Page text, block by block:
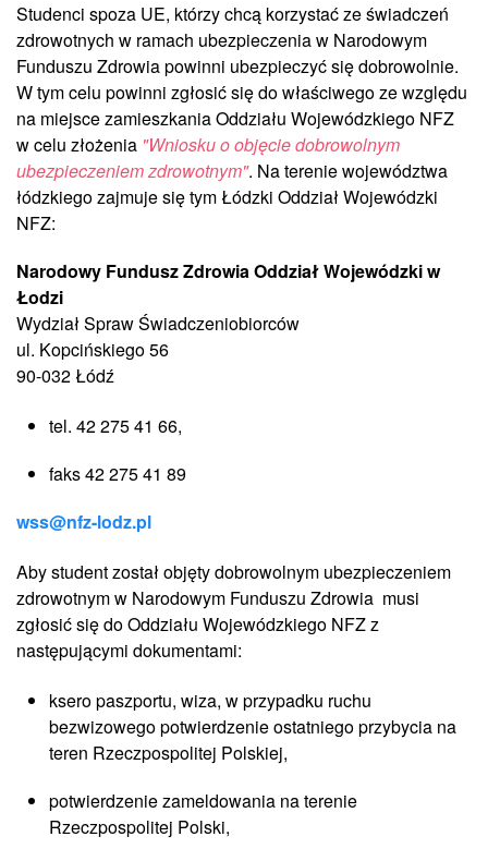
Studenci spoza UE, którzy chcą korzystać ze świadczeń
zdrowotnych w ramach ubezpieczenia w Narodowym
Funduszu Zdrowia powinni ubezpieczyć się dobrowolnie.
W tym celu powinni zgłosić się do właściwego ze względu
na miejsce zamieszkania Oddziału Wojewódzkiego NFZ
w celu złożenia "Wniosku o objęcie dobrowolnym
ubezpieczeniem zdrowotnym". Na terenie województwa
łódzkiego zajmuje się tym Łódzki Oddział Wojewódzki
NFZ:
Narodowy Fundusz Zdrowia Oddział Wojewódzki w
Łodzi
Wydział Spraw Świadczeniobiorców
ul. Kopcińskiego 56
90-032 Łódź
tel. 42 275 41 66,
faks 42 275 41 89
wss@nfz-lodz.pl
Aby student został objęty dobrowolnym ubezpieczeniem
zdrowotnym w Narodowym Funduszu Zdrowia musi
zgłosić się do Oddziału Wojewódzkiego NFZ z
następującymi dokumentami:
ksero paszportu, wiza, w przypadku ruchu
bezwizowego potwierdzenie ostatniego przybycia na
teren Rzeczpospolitej Polskiej,
potwierdzenie zameldowania na terenie
Rzeczpospolitej Polski,